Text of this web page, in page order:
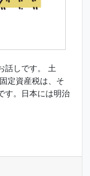
話しです。 土
定資産税は、そ
す。日本には明治